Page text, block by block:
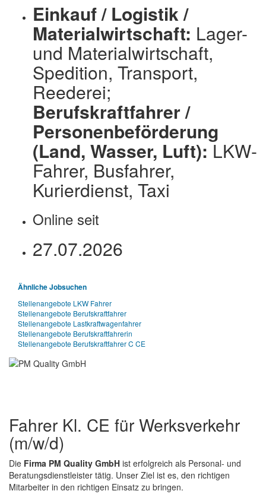
Einkauf / Logistik /
Materialwirtschaft: Lager-
und Materialwirtschaft,
Spedition, Transport,
Reederei;
Berufskraftfahrer /
Personenbeförderung
(Land, Wasser, Luft):LKW-
Fahrer, Busfahrer,
Kurierdienst, Taxi
Online seit
27.07.2026
Ähnliche Jobsuchen
Stellenangebote LKW Fahrer
Stellenangebote Berufskraftfahrer
Stellenangebote Lastkraftwagenfahrer
Stellenangebote Berufskraftfahrerin
Stellenangebote Berufskraftfahrer C CE
Fahrer Kl. CE für Werksverkehr
(m/w/d)
Die Firma PM Quality GmbH ist erfolgreich als Personal- und
Beratungsdienstleister tätig. Unser Ziel ist es, den richtigen
Mitarbeiter in den richtigen Einsatz zu bringen.